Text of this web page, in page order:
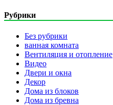
Рубрики
Без рубрики
ванная комната
Вентиляция и отопление
Видео
Двери и окна
Декор
Дома из блоков
Дома из бревна